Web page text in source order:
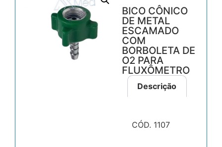
BICO CÔNICO
DE METAL
ESCAMADO
COM
BORBOLETA DE
O2 PARA
FLUXÔMETRO
Descrição
CÓD. 1107